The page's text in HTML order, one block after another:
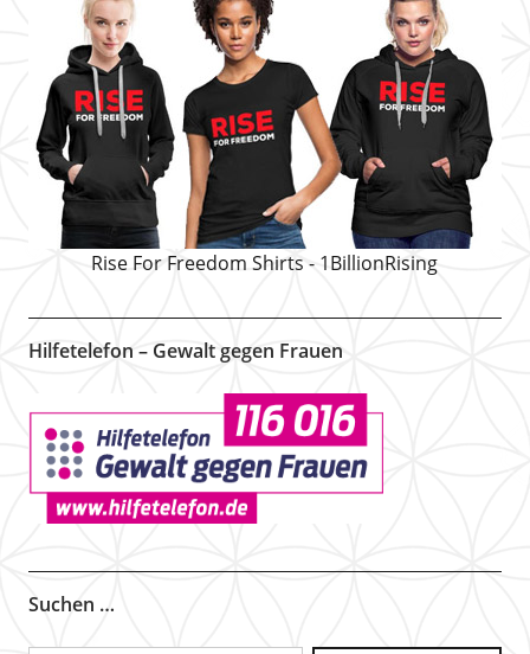
Rise For Freedom Shirts - 1BillionRising
Hilfetelefon – Gewalt gegen Frauen
Suchen …